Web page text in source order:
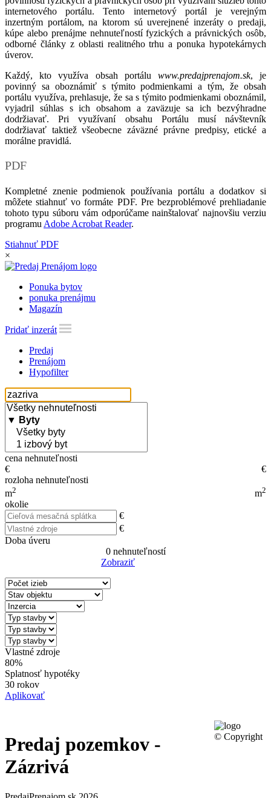
internetového portálu. Tento internetový portál je verejným
inzertným portálom, na ktorom sú uverejnené inzeráty o predaji,
kúpe alebo prenájme nehnuteľností fyzických a právnických osôb,
odborné články z oblasti realitného trhu a ponuka hypotekárnych
úverov.
Každý, kto využíva obsah portálu www.predajprenajom.sk, je
povinný sa oboznámiť s týmito podmienkami a tým, že obsah
portálu využíva, prehlasuje, že sa s týmito podmienkami oboznámil,
vyjadril súhlas s ich obsahom a zaväzuje sa ich bezvýhradne
dodržiavať. Pri využívaní obsahu Portálu musí návštevník
dodržiavať taktiež všeobecne záväzné právne predpisy, etické a
morálne pravidlá.
PDF
Kompletné znenie podmienok používania portálu a dodatkov si
môžete stiahnuť vo formáte PDF. Pre bezproblémové prehliadanie
tohoto typu súboru vám odporúčame nainštalovať najnovšiu verziu
programu Adobe Acrobat Reader.
Stiahnuť PDF
×
Ponuka bytov
ponuka prenájmu
Magazín
Pridať inzerát
Predaj
Prenájom
Hypofilter
cena nehnuteľnosti
€
€
rozloha nehnuteľnosti
m2 m2
okolie
€
€
Doba úveru
0nehnuteľností
Zobraziť
Vlastné zdroje
80%
Splatnosť hypotéky
30 rokov
Aplikovať
Predaj pozemkov -
Zázrivá
© Copyright